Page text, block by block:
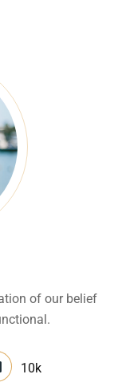
of our belief
10k